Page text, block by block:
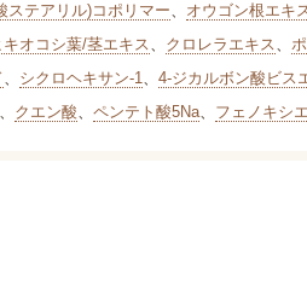
ステアリル)コポリマー、 オウゴン根エキ
キオコシ葉/茎エキス、 クロレラエキス、
、 シクロヘキサン-1、 4-ジカルボン酸ビス
、 クエン酸、 ペンテト酸5Na、 フェノキシ